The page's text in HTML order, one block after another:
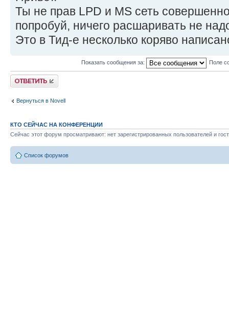
Ты не прав LPD и MS сеть
попробуй, ничего расшаривать не
Это в Тид-е несколько коряво
Показать сообщения за: Поле
Ответить
Вернуться в Novell
КТО СЕЙЧАС НА КОНФЕРЕНЦИИ
Сейчас этот форум просматривают: нет зарегистрированных пользователей и
Список форумов